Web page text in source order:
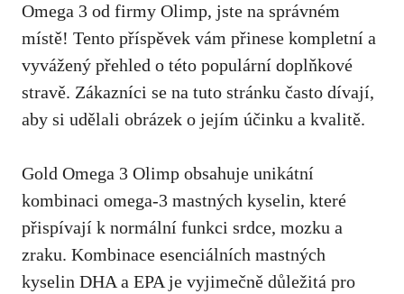
Omega 3 od firmy Olimp, jste na správném
místě! Tento příspěvek vám přinese kompletní a
vyvážený přehled o této populární doplňkové
stravě. Zákazníci se na tuto stránku často dívají,
aby si udělali obrázek o jejím účinku a kvalitě.
Gold Omega 3 Olimp obsahuje unikátní
kombinaci omega-3 mastných kyselin, které
přispívají k normální funkci srdce, mozku a
zraku. Kombinace esenciálních mastných
kyselin DHA a EPA je vyjimečně důležitá pro